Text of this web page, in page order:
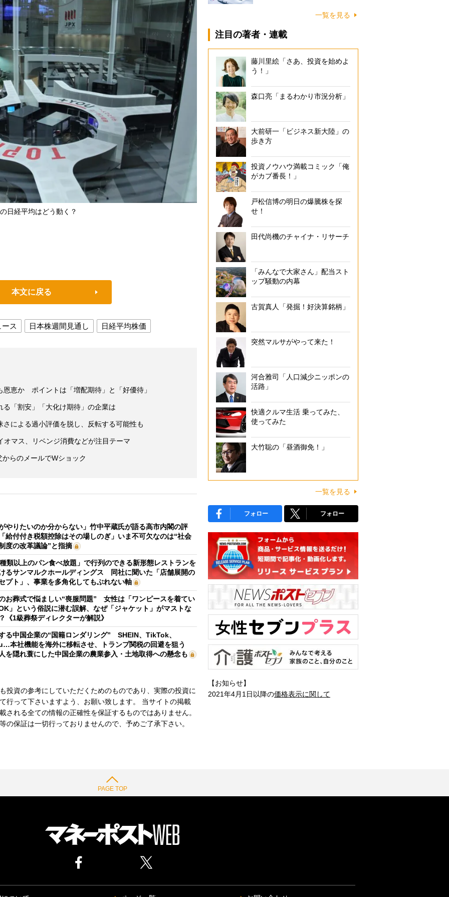
日経平均はどう動く？
本文に戻る
ス 日本株週間見通し 日経平均株価
恵か ポイントは「増配期待」と「好優待」
「割安」「大化け期待」の企業は
による過小評価を脱し、反転する可能性も
マス、リベンジ消費などが注目テーマ
らのメールでWショック
やりたいのか分からない」竹中平蔵氏が語る高市内閣の評
付付き税額控除はその場しのぎ」いま不可欠なのは“社会
度の改革議論”と指摘
類以上のパン食べ放題」で行列のできる新形態レストランを
るサンマルクホールディングス 同社に聞いた「店舗展開の
プト」、事業を多角化してもぶれない軸
お葬式で悩ましい“喪服問題” 女性は「ワンピースを着てい
」という俗説に潜む誤解、なぜ「ジャケット」がマストな
《1級葬祭ディレクターが解説》
る中国企業の“国籍ロンダリング” SHEIN、TikTok、
本社機能を海外に移転させ、トランプ関税の回避を狙う
を隠れ蓑にした中国企業の農業参入・土地取得への懸念も
投資の参考にしていただくためのものであり、実際の投資に
行って下さいますよう、お願い致します。 当サイトの掲載
される全ての情報の正確性を保証するものではありません。
の保証は一切行っておりませんので、予めご了承下さい。
一覧を見る
注目の著者・連載
藤川里絵「さあ、投資を始めよ
う！」
森口亮「まるわかり市況分析」
大前研一「ビジネス新大陸」の
歩き方
投資ノウハウ満載コミック「俺
がカブ番長！」
戸松信博の明日の爆騰株を探
せ！
田代尚機のチャイナ・リサーチ
「みんなで大家さん」配当スト
ップ騒動の内幕
古賀真人「発掘！好決算銘柄」
突然マルサがやって来た！
河合雅司「人口減少ニッポンの
活路」
快適クルマ生活 乗ってみた、
使ってみた
大竹聡の「昼酒御免！」
一覧を見る
フォロー フォロー
【お知らせ】
2021年4月1日以降の価格表示に関して
PAGE TOP